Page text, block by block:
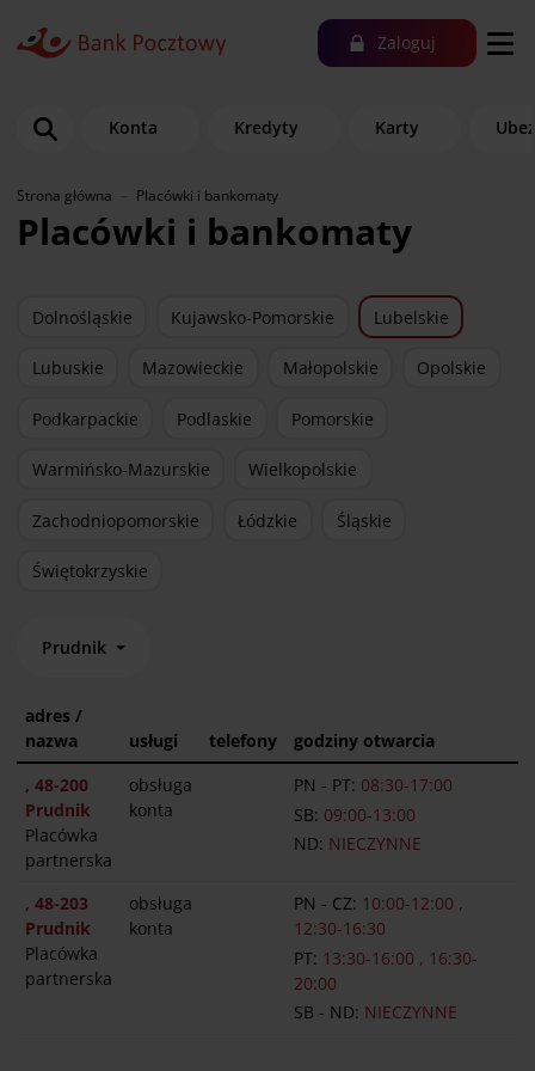
Zaloguj
Konta Kredyty Karty
Strona główna Placówki i bankomaty
Placówki i bankomaty
Dolnośląskie Kujawsko-Pomorskie Lubelskie
Lubuskie Mazowieckie Małopolskie Opolskie
Podkarpackie Podlaskie Pomorskie
Warmińsko-Mazurskie Wielkopolskie
Zachodniopomorskie Łódzkie Śląskie
Świętokrzyskie
Prudnik
adres /
nazwa
usługi telefony
godziny otwarcia
, 48-200
Prudnik
Placówka
partnerska
obsługa
konta
PN - PT: 08:30-17:00
SB: 09:00-13:00
ND: NIECZYNNE
, 48-203
Prudnik
Placówka
partnerska
obsługa
konta
PN - CZ: 10:00-12:00 ,
12:30-16:30
PT: 13:30-16:00 , 16:30-
20:00
SB - ND: NIECZYNNE